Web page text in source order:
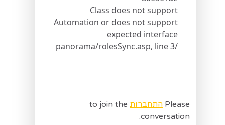
Class does not support
Automation or does not support
expected interface
/panorama/rolesSync.asp, line 3
Please התחברות to join the
conversation.